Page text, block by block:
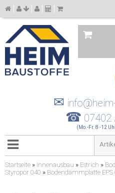
✉
☎ 07402
(Mo.-Fr. 8 -12
Startseite » Innenausbau » Estrich »
Styropor 040 » Bodendämmplatte